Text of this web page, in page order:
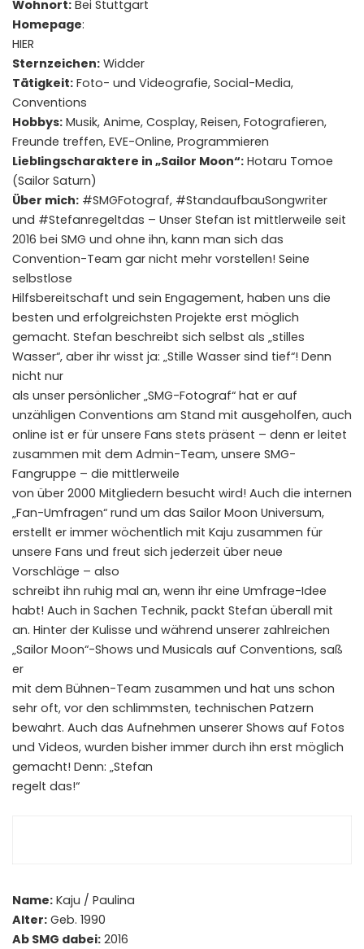
Wohnort: Bei Stuttgart
Homepage:
HIER
Sternzeichen: Widder
Tätigkeit: Foto- und Videografie, Social-Media,
Conventions
Hobbys: Musik, Anime, Cosplay, Reisen, Fotografieren,
Freunde treffen, EVE-Online, Programmieren
Lieblingscharaktere in „Sailor Moon“: Hotaru Tomoe
(Sailor Saturn)
Über mich: #SMGFotograf, #StandaufbauSongwriter
und #Stefanregeltdas – Unser Stefan ist mittlerweile seit
2016 bei SMG und ohne ihn, kann man sich das
Convention-Team gar nicht mehr vorstellen! Seine
selbstlose
Hilfsbereitschaft und sein Engagement, haben uns die
besten und erfolgreichsten Projekte erst möglich
gemacht. Stefan beschreibt sich selbst als „stilles
Wasser“, aber ihr wisst ja: „Stille Wasser sind tief“! Denn
nicht nur
als unser persönlicher „SMG-Fotograf“ hat er auf
unzähligen Conventions am Stand mit ausgeholfen, auch
online ist er für unsere Fans stets präsent – denn er leitet
zusammen mit dem Admin-Team, unsere SMG-
Fangruppe – die mittlerweile
von über 2000 Mitgliedern besucht wird! Auch die internen
„Fan-Umfragen“ rund um das Sailor Moon Universum,
erstellt er immer wöchentlich mit Kaju zusammen für
unsere Fans und freut sich jederzeit über neue
Vorschläge – also
schreibt ihn ruhig mal an, wenn ihr eine Umfrage-Idee
habt! Auch in Sachen Technik, packt Stefan überall mit
an. Hinter der Kulisse und während unserer zahlreichen
„Sailor Moon“-Shows und Musicals auf Conventions, saß
er
mit dem Bühnen-Team zusammen und hat uns schon
sehr oft, vor den schlimmsten, technischen Patzern
bewahrt. Auch das Aufnehmen unserer Shows auf Fotos
und Videos, wurden bisher immer durch ihn erst möglich
gemacht! Denn: „Stefan
regelt das!“
Name: Kaju / Paulina
Alter: Geb. 1990
Ab SMG dabei: 2016